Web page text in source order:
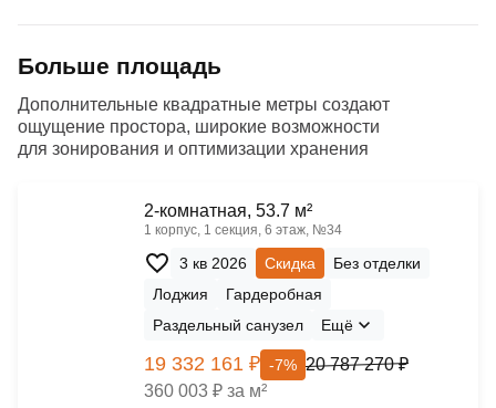
Больше площадь
Дополнительные квадратные метры создают
ощущение простора, широкие возможности
для зонирования и оптимизации хранения
2-комнатная, 53.7 м²
1 корпус, 1 секция, 6 этаж, №34
3 кв 2026 Скидка
Без отделки
Лоджия
Гардеробная
Раздельный санузел
Ещё
19 332 161 ₽ -7% 20 787 270 ₽
360 003 ₽ за м²